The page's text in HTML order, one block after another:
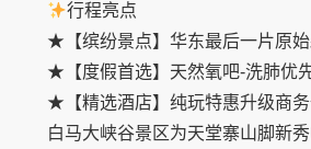
行程亮点
★【缤纷景点】华东最后一片原
★【度假首选】天然氧吧-洗肺优
★【精选酒店】纯玩特惠升级商
白马大峡谷景区为天堂寨山脚新